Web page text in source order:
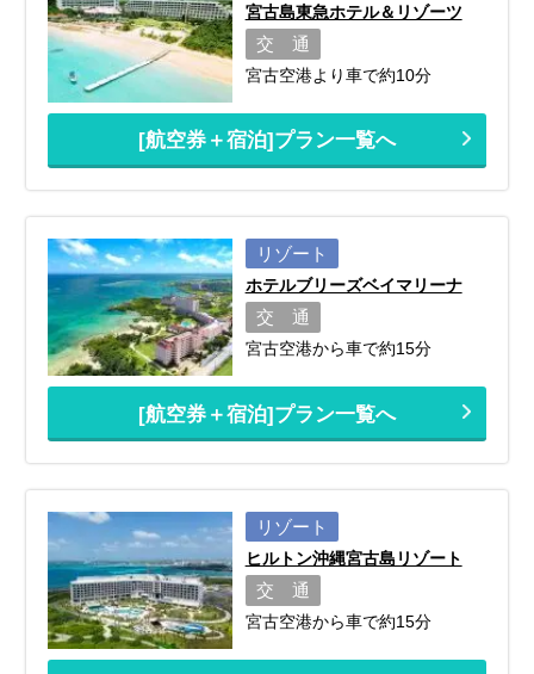
宮古島東急ホテル＆リゾーツ
交 通
宮古空港より車で約10分
[航空券＋宿泊]プラン一覧へ
リゾート
ホテルブリーズベイマリーナ
交 通
宮古空港から車で約15分
[航空券＋宿泊]プラン一覧へ
リゾート
ヒルトン沖縄宮古島リゾート
交 通
宮古空港から車で約15分